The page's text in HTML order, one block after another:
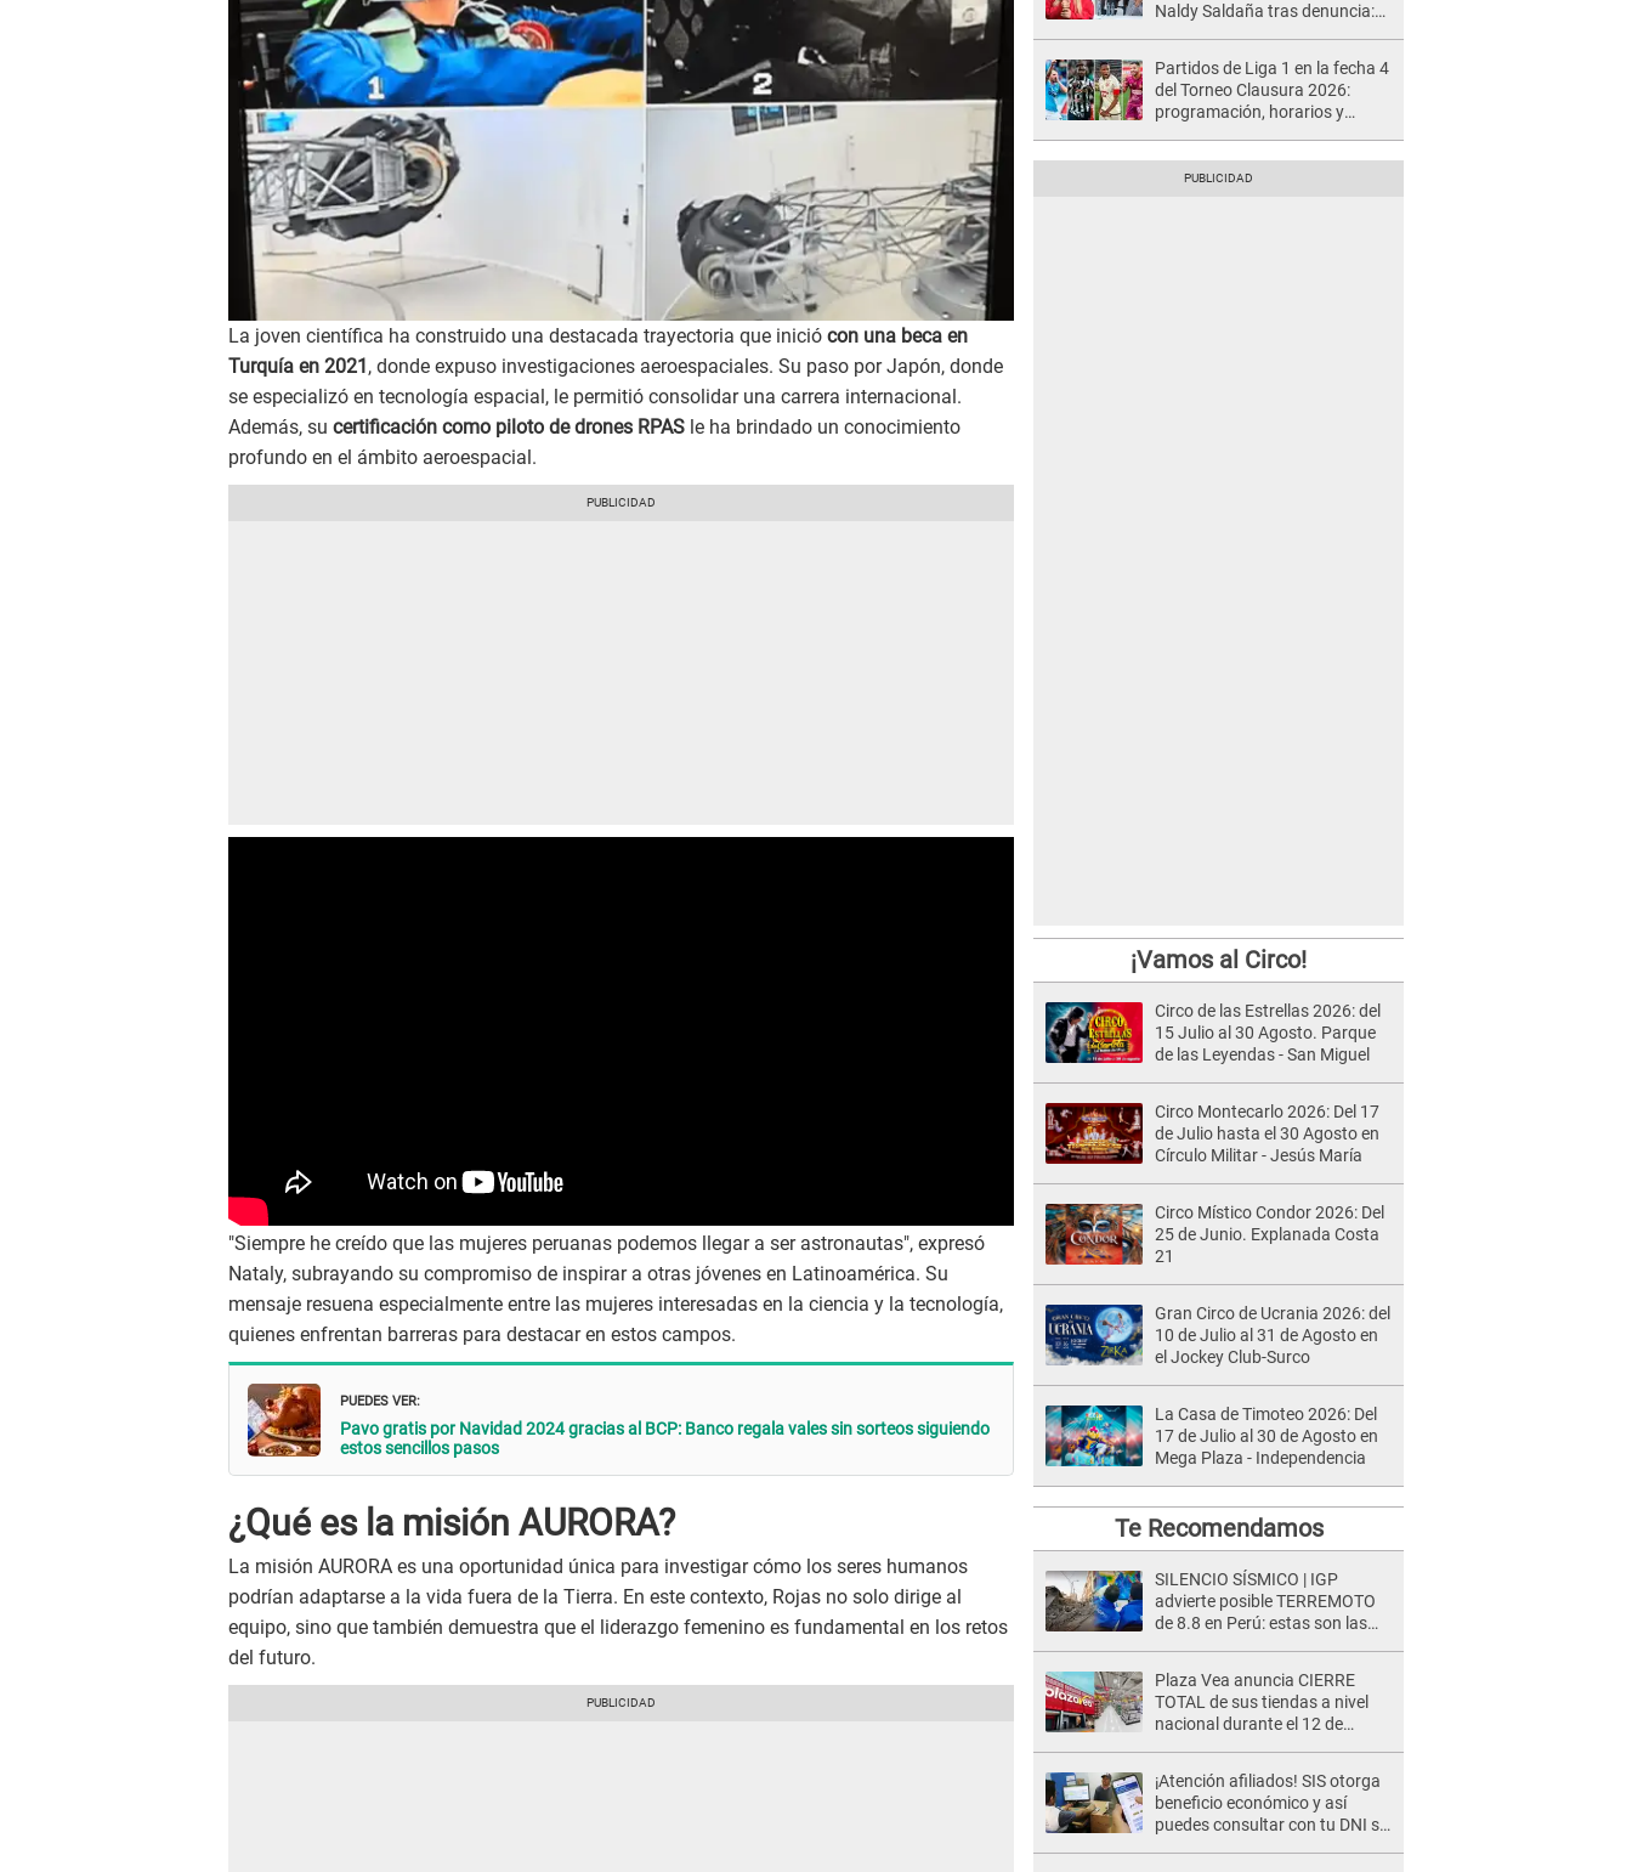
La joven científica ha construido una destacada trayectoria que inició con una beca en
Turquía en 2021 , donde expuso investigaciones aeroespaciales. Su paso por Japón, donde
se especializó en tecnología espacial, le permitió consolidar una carrera internacional.
Además, su certificación como piloto de drones RPAS le ha brindado un conocimiento
profundo en el ámbito aeroespacial.
"Siempre he creído que las mujeres peruanas podemos llegar a ser astronautas", expresó
Nataly, subrayando su compromiso de inspirar a otras jóvenes en Latinoamérica. Su
mensaje resuena especialmente entre las mujeres interesadas en la ciencia y la tecnología,
quienes enfrentan barreras para destacar en estos campos.
PUEDES VER:
Pavo gratis por Navidad 2024 gracias al BCP: Banco regala vales sin sorteos siguiendo
estos sencillos pasos
¿Qué es la misión AURORA?
La misión AURORA es una oportunidad única para investigar cómo los seres humanos
podrían adaptarse a la vida fuera de la Tierra. En este contexto, Rojas no solo dirige al
equipo, sino que también demuestra que el liderazgo femenino es fundamental en los retos
del futuro.
Naldy Saldaña tras denuncia:
Partidos de Liga 1 en la fecha 4
del Torneo Clausura 2026:
programación, horarios y
¡Vamos al Circo!
Circo de las Estrellas 2026: del
15 Julio al 30 Agosto. Parque
de las Leyendas - San Miguel
Circo Montecarlo 2026: Del 17
de Julio hasta el 30 Agosto en
Círculo Militar - Jesús María
Circo Místico Condor 2026: Del
25 de Junio. Explanada Costa
21
Gran Circo de Ucrania 2026: del
10 de Julio al 31 de Agosto en
el Jockey Club-Surco
La Casa de Timoteo 2026: Del
17 de Julio al 30 de Agosto en
Mega Plaza - Independencia
Te Recomendamos
SILENCIO SÍSMICO | IGP
advierte posible TERREMOTO
de 8.8 en Perú: estas son las
Plaza Vea anuncia CIERRE
TOTAL de sus tiendas a nivel
nacional durante el 12 de
¡Atención afiliados! SIS otorga
beneficio económico y así
puedes consultar con tu DNI si